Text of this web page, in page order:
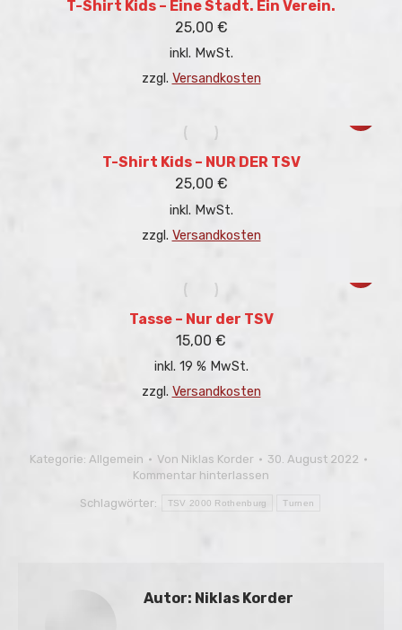
der
T-Shirt Kids – Eine Stadt. Ein Verein.
25,00 €
inkl. MwSt.
zzgl. Versandkosten
Produkt
der
T-Shirt Kids – NUR DER TSV
25,00 €
inkl. MwSt.
zzgl. Versandkosten
Tasse – Nur der TSV
15,00 €
inkl. 19 % MwSt.
zzgl. Versandkosten
Kategorie: Allgemein Von Niklas Korder
30. August 2022
Kommentar hinterlassen
Schlagwörter: TSV 2000 Rothenburg Turnen
Autor: Niklas Korder